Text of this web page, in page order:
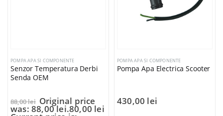
POMPA APA SI COMPONENTE
Senzor Temperatura Derbi
Senda OEM
88,00lei Original price
was: 88,00 lei.80,00 lei
POMPA APA SI COMPONENTE
Pompa Apa Electrica Scooter
430,00 lei